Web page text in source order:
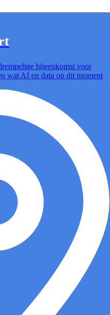
bijeenkomst voor
wat AI en data op dit moment